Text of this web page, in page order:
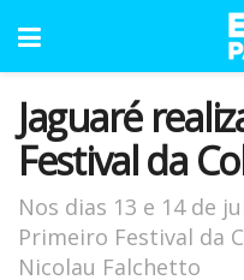
Jaguaré
Festival da
Nos dias 13 e 14 de
Primeiro Festival da
Nicolau Falchetto